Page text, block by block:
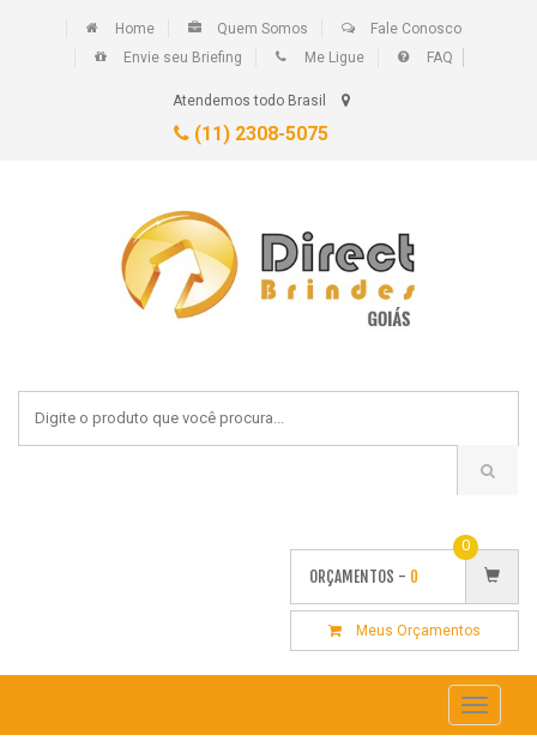
Home Quem Somos
Fale Conosco
Envie seu Briefing
Me Ligue FAQ
Atendemos todo Brasil
(11) 2308-5075
ORÇAMENTOS - 0
0
Meus Orçamentos
Toggle